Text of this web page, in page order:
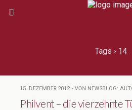
Tags › 14
15. DEZEMBER 2012 • VON NEWSBLOG:
Philvent – die vierzehnte